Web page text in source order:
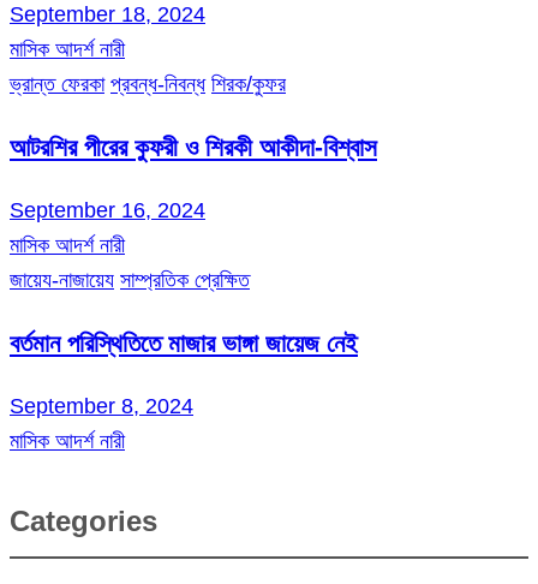
September 18, 2024
মাসিক আদর্শ নারী
ভ্রান্ত ফেরকা প্রবন্ধ-নিবন্ধ শিরক/কুফর
আটরশির পীরের কুফরী ও শিরকী আকীদা-বিশ্বাস
September 16, 2024
মাসিক আদর্শ নারী
জায়েয-নাজায়েয সাম্প্রতিক প্রেক্ষিত
বর্তমান পরিস্থিতিতে মাজার ভাঙ্গা জায়েজ নেই
September 8, 2024
মাসিক আদর্শ নারী
Categories